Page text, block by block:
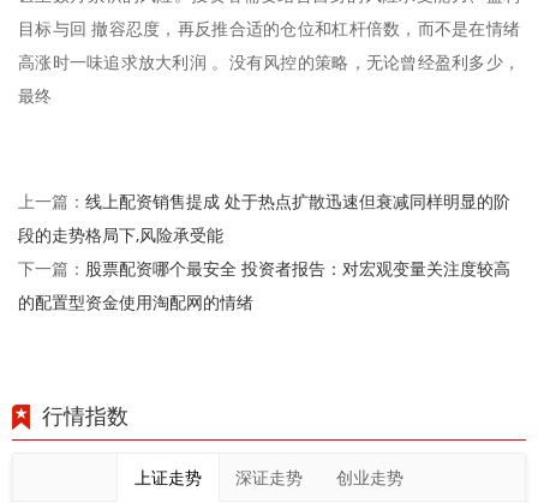
目标与回 撤容忍度，再反推合适的仓位和杠杆倍数，而不是在情绪
高涨时一味追求放大利润 。没有风控的策略，无论曾经盈利多少，
最终
上一篇： 线上配资销售提成 处于热点扩散迅速但衰减同样明显的阶
段的走势格局下,风险承受能
下一篇： 股票配资哪个最安全 投资者报告：对宏观变量关注度较高
的配置型资金使用淘配网的情绪
行情指数
上证走势 深证走势 创业走势